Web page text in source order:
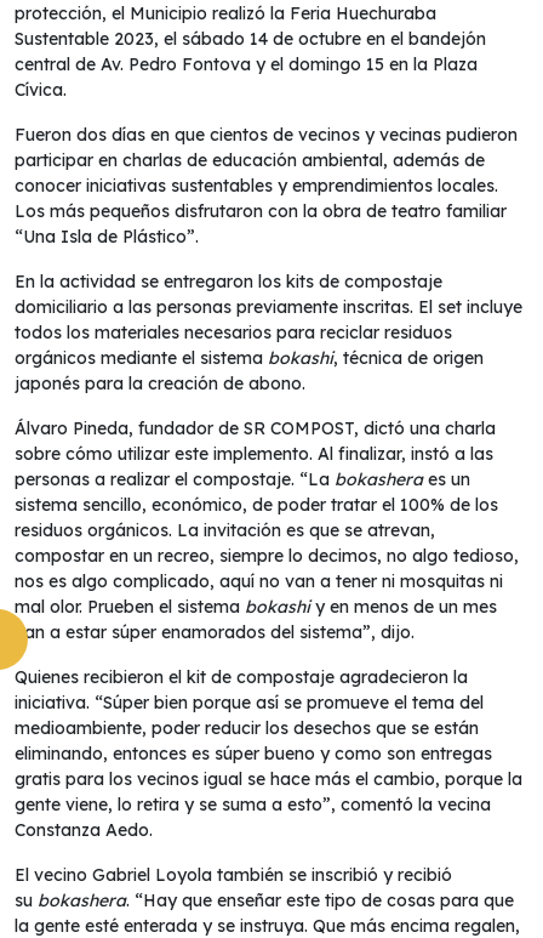
protección, el Municipio realizó la Feria Huechuraba
Sustentable 2023, el sábado 14 de octubre en el bandejón
central de Av. Pedro Fontova y el domingo 15 en la Plaza
Cívica.
Fueron dos días en que cientos de vecinos y vecinas pudieron
participar en charlas de educación ambiental, además de
conocer iniciativas sustentables y emprendimientos locales.
Los más pequeños disfrutaron con la obra de teatro familiar
“Una Isla de Plástico”.
En la actividad se entregaron los kits de compostaje
domiciliario a las personas previamente inscritas. El set incluye
todos los materiales necesarios para reciclar residuos
orgánicos mediante el sistema bokashi, técnica de origen
japonés para la creación de abono.
Álvaro Pineda, fundador de SR COMPOST, dictó una charla
sobre cómo utilizar este implemento. Al finalizar, instó a las
personas a realizar el compostaje. “La bokasheraes un
sistema sencillo, económico, de poder tratar el 100% de los
residuos orgánicos. La invitación es que se atrevan,
compostar en un recreo, siempre lo decimos, no algo tedioso,
nos es algo complicado, aquí no van a tener ni mosquitas ni
mal olor. Prueben el sistema bokashiy en menos de un mes
van a estar súper enamorados del sistema”, dijo.
Quienes recibieron el kit de compostaje agradecieron la
iniciativa. “Súper bien porque así se promueve el tema del
medioambiente, poder reducir los desechos que se están
eliminando, entonces es súper bueno y como son entregas
gratis para los vecinos igual se hace más el cambio, porque la
gente viene, lo retira y se suma a esto”, comentó la vecina
Constanza Aedo.
El vecino Gabriel Loyola también se inscribió y recibió
su bokashera. “Hay que enseñar este tipo de cosas para que
la gente esté enterada y se instruya. Que más encima regalen,